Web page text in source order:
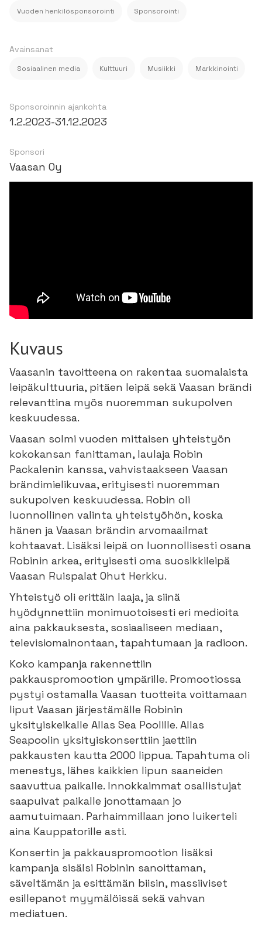
Vuoden henkilösponsorointi Sponsorointi
Avainsanat
Sosiaalinen media Kulttuuri Musiikki Markkinointi
Sponsoroinnin ajankohta
1.2.2023-31.12.2023
Sponsori
Vaasan Oy
Kuvaus
Vaasanin tavoitteena on rakentaa suomalaista
leipäkulttuuria, pitäen leipä sekä Vaasan brändi
relevanttina myös nuoremman sukupolven
keskuudessa.
Vaasan solmi vuoden mittaisen yhteistyön
kokokansan fanittaman, laulaja Robin
Packalenin kanssa, vahvistaakseen Vaasan
brändimielikuvaa, erityisesti nuoremman
sukupolven keskuudessa. Robin oli
luonnollinen valinta yhteistyöhön, koska
hänen ja Vaasan brändin arvomaailmat
kohtaavat. Lisäksi leipä on luonnollisesti osana
Robinin arkea, erityisesti oma suosikkileipä
Vaasan Ruispalat Ohut Herkku.
Yhteistyö oli erittäin laaja, ja siinä
hyödynnettiin monimuotoisesti eri medioita
aina pakkauksesta, sosiaaliseen mediaan,
televisiomainontaan, tapahtumaan ja radioon.
Koko kampanja rakennettiin
pakkauspromootion ympärille. Promootiossa
pystyi ostamalla Vaasan tuotteita voittamaan
liput Vaasan järjestämälle Robinin
yksityiskeikalle Allas Sea Poolille. Allas
Seapoolin yksityiskonserttiin jaettiin
pakkausten kautta 2000 lippua. Tapahtuma oli
menestys, lähes kaikkien lipun saaneiden
saavuttua paikalle. Innokkaimmat osallistujat
saapuivat paikalle jonottamaan jo
aamutuimaan. Parhaimmillaan jono luikerteli
aina Kauppatorille asti.
Konsertin ja pakkauspromootion lisäksi
kampanja sisälsi Robinin sanoittaman,
säveltämän ja esittämän biisin, massiiviset
esillepanot myymälöissä sekä vahvan
mediatuen.